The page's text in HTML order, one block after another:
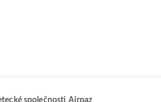
společnosti Airpaz